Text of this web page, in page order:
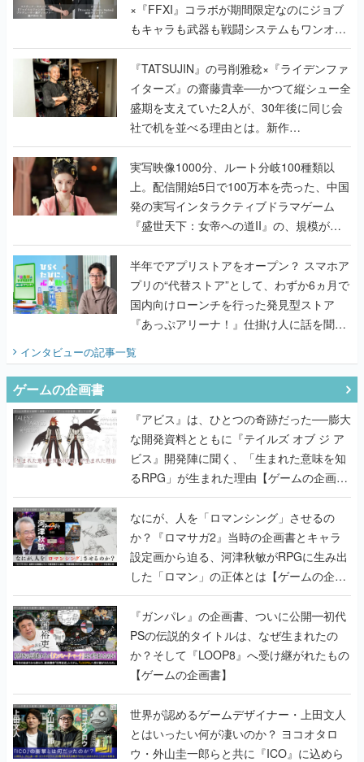
×『FFXI』コラボが期間限定なのにジョブ
もキャラも武器も戦闘システムもワンオフ
で作り込まれた理由を両ディレクターに聞
く
『TATSUJIN』の弓削雅稔×『ライデンファ
イターズ』の齋藤貴幸──かつて縦シュー全
盛期を支えていた2人が、30年後に同じ会
社で机を並べる理由とは。新作
『TATSUJIN EXTREME』で初タッグを組
んだレジェンド2人に訊く開発秘話
実写映像1000分、ルート分岐100種類以
上。配信開始5日で100万本を売った、中国
発の実写インタラクティブドラマゲーム
『盛世天下：女帝への道II』の、規模が違
うこだわりをプロデューサーに聞いた
半年でアプリストアをオープン？ スマホア
プリの“代替ストア”として、わずか6ヵ月で
国内向けローンチを行った発見型ストア
『あっぷアリーナ！』仕掛け人に話を聞い
インタビューの記事一覧
ゲームの企画書
『アビス』は、ひとつの奇跡だった──膨大
な開発資料とともに『テイルズ オブ ジ ア
ビス』開発陣に聞く、「生まれた意味を知
るRPG」が生まれた理由【ゲームの企画
書】
なにが、人を「ロマンシング」させるの
か？『ロマサガ2』当時の企画書とキャラ
設定画から迫る、河津秋敏がRPGに生み出
した「ロマン」の正体とは【ゲームの企画
書】
『ガンパレ』の企画書、ついに公開━初代
PSの伝説的タイトルは、なぜ生まれたの
か？そして『LOOP8』へ受け継がれたもの
【ゲームの企画書】
世界が認めるゲームデザイナー・上田文人
とはいったい何が凄いのか？ ヨコオタロ
ウ・外山圭一郎らと共に『ICO』に込めら